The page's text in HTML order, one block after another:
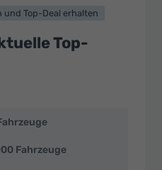
Top-Deal erhalten
Top-
Fahrzeuge